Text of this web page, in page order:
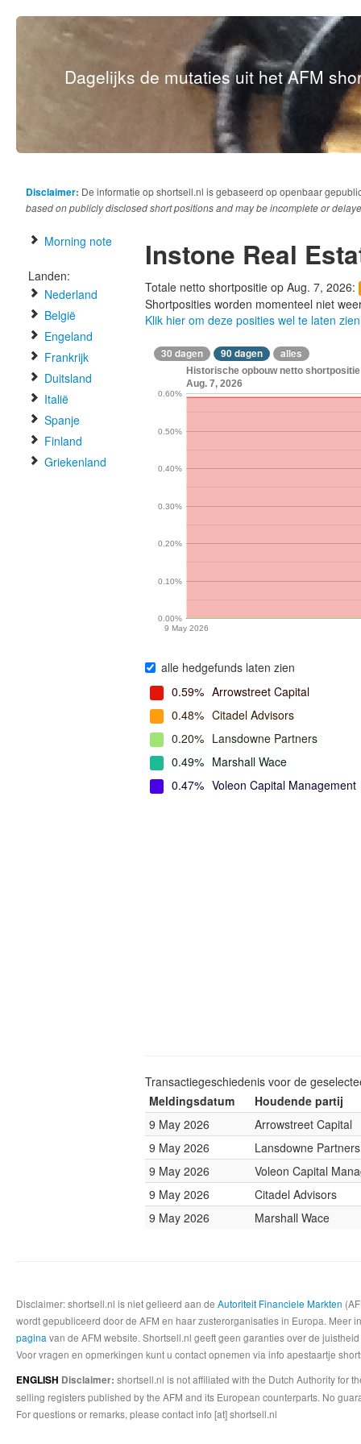
Dagelijks de mutaties uit het AFM
Disclaimer: De informatie op shortsell.nl is gebaseerd op openbaar
based on publicly disclosed short positions and may be incomplete or
Morning note
Landen:
Nederland
België
Engeland
Frankrijk
Duitsland
Italië
Spanje
Finland
Griekenland
Instone Real
Totale netto shortpositie op Aug. 7, 2026:
Shortposities worden momenteel niet
Klik hier om deze posities wel te laten zien
30 dagen 90 dagen alles
Historische opbouw netto
Aug. 7, 2026
9 May 2026
0.00%
0.10%
0.20%
0.30%
0.40%
0.50%
0.60%
alle hedgefunds laten zien
0.59% Arrowstreet Capital
0.48% Citadel Advisors
0.20% Lansdowne Partners
0.49% Marshall Wace
0.47% Voleon Capital Management
Transactiegeschiedenis voor de
Meldingsdatum
Houdende partij
9 May 2026
Arrowstreet Capital
9 May 2026
Lansdowne Partners
9 May 2026
Voleon Capital
9 May 2026
Citadel Advisors
9 May 2026
Marshall Wace
Disclaimer: shortsell.nl is niet gelieerd aan de Autoriteit Financiele Markten
wordt gepubliceerd door de AFM en haar zusterorganisaties in Europa.
pagina van de AFM website. Shortsell.nl geeft geen garanties over de
Voor vragen en opmerkingen kunt u contact opnemen via info apestaartje
ENGLISH Disclaimer: shortsell.nl is not affiliated with the Dutch Authority for
selling registers published by the AFM and its European counterparts. No
For questions or remarks, please contact info [at] shortsell.nl